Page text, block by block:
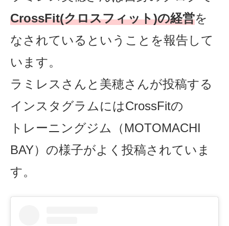
CrossFit(クロスフィット)の経営を
なされているということを報告して
います。
ラミレスさんと美穂さんが投稿する
インスタグラムにはCrossFitの
トレーニングジム（MOTOMACHI
BAY）の様子がよく投稿されていま
す。